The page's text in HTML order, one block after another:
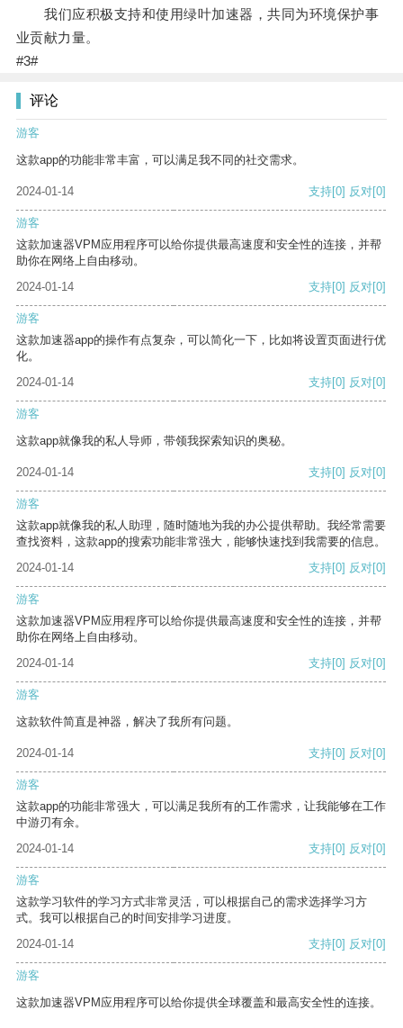
我们应积极支持和使用绿叶加速器，共同为环境保护事
业贡献力量。
#3#
评论
游客
这款app的功能非常丰富，可以满足我不同的社交需求。
2024-01-14 支持[0] 反对[0]
游客
这款加速器VPM应用程序可以给你提供最高速度和安全性的连接，并帮
助你在网络上自由移动。
2024-01-14
支持[0] 反对[0]
游客
这款加速器app的操作有点复杂，可以简化一下，比如将设置页面进行优
化。
2024-01-14
支持[0] 反对[0]
游客
这款app就像我的私人导师，带领我探索知识的奥秘。
2024-01-14 支持[0] 反对[0]
游客
这款app就像我的私人助理，随时随地为我的办公提供帮助。我经常需要
查找资料，这款app的搜索功能非常强大，能够快速找到我需要的信息。
2024-01-14
支持[0] 反对[0]
游客
这款加速器VPM应用程序可以给你提供最高速度和安全性的连接，并帮
助你在网络上自由移动。
2024-01-14
支持[0] 反对[0]
游客
这款软件简直是神器，解决了我所有问题。
2024-01-14 支持[0] 反对[0]
游客
这款app的功能非常强大，可以满足我所有的工作需求，让我能够在工作
中游刃有余。
2024-01-14
支持[0] 反对[0]
游客
这款学习软件的学习方式非常灵活，可以根据自己的需求选择学习方
式。我可以根据自己的时间安排学习进度。
2024-01-14
支持[0] 反对[0]
游客
这款加速器VPM应用程序可以给你提供全球覆盖和最高安全性的连接。